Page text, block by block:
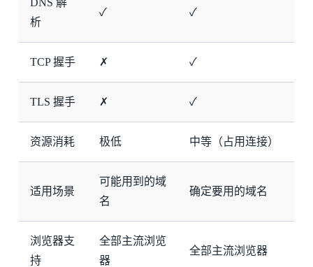
析
✓ ✓
TCP 握手 ✗ ✓
TLS 握手 ✗ ✓
资源消耗 极低 中等（占用连接）
适用场景
可能用到的域
名
确定要用的域名
浏览器支
持
全部主流浏览
器
全部主流浏览器